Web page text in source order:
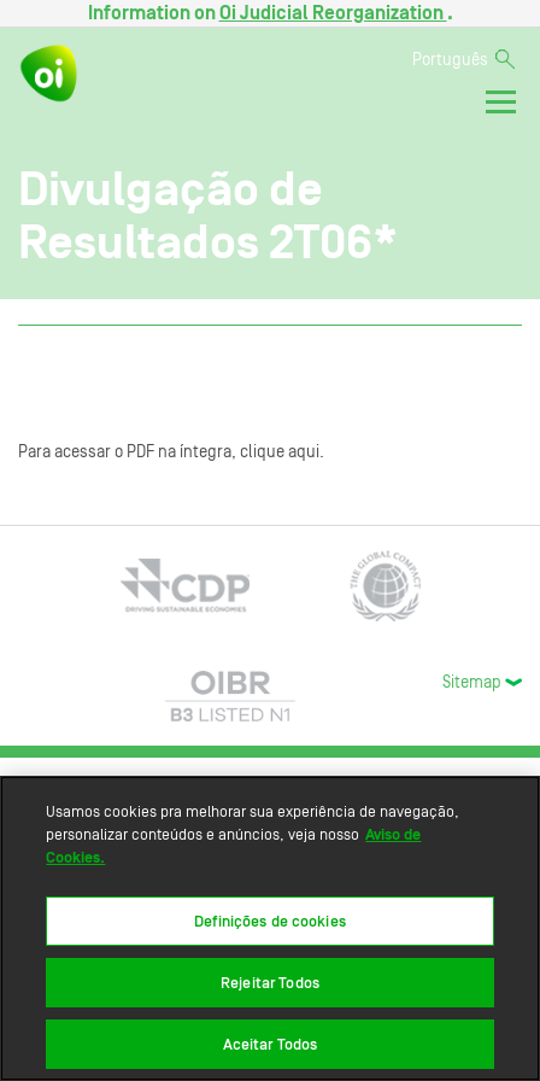
Information onOi Judicial Reorganization .
Português
Divulgação de
Resultados 2T06*
Para acessar o PDF na íntegra, clique aqui.
Sitemap
Usamos cookies pra melhorar sua experiência de navegação,
personalizar conteúdos e anúncios, veja nosso Aviso de
Cookies.
Definições de cookies
Rejeitar Todos
Aceitar Todos